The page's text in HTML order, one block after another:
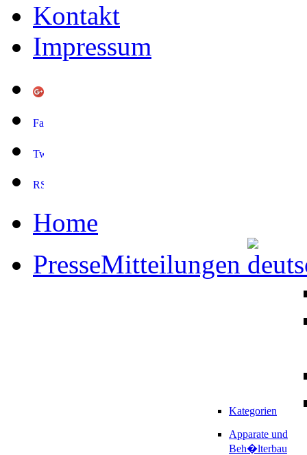
Kontakt
Impressum
Home
PresseMitteilungen
Kategorien
Apparate und
Beh�lterbau